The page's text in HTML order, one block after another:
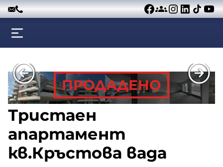
Към съдържанието
ПРОДАДЕНО
Тристаен
апартамент
кв.Кръстова вада